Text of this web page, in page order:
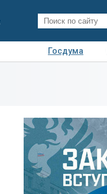
Госдума